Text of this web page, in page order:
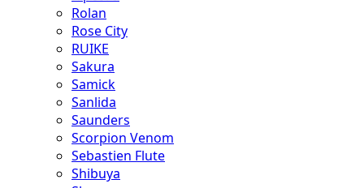
Rolan
Rose City
RUIKE
Sakura
Samick
Sanlida
Saunders
Scorpion Venom
Sebastien Flute
Shibuya